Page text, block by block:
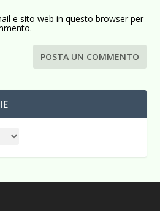
e sito web in questo browser per